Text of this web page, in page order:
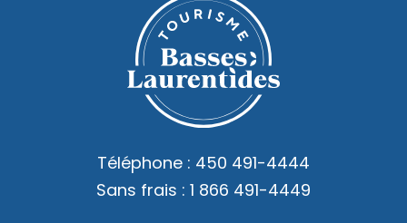
Téléphone : 450 491-4444
Sans frais : 1 866 491-4449